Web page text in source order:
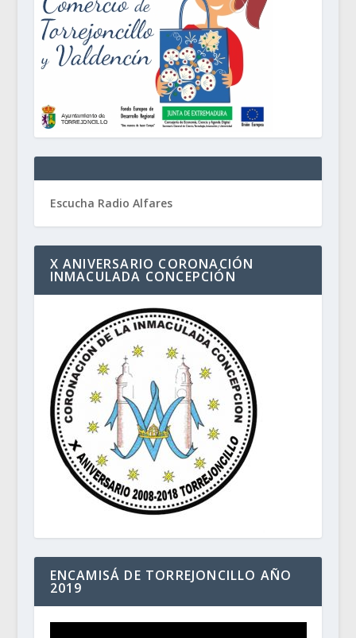
Escucha Radio Alfares
X ANIVERSARIO CORONACIÓN
INMACULADA CONCEPCIÓN
ENCAMISÁ DE TORREJONCILLO AÑO
2019